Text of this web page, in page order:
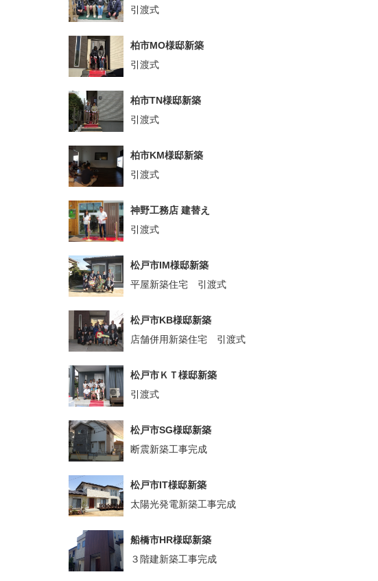
引渡式
柏市MO様邸新築
引渡式
柏市TN様邸新築
引渡式
柏市KM様邸新築
引渡式
神野工務店 建替え
引渡式
松戸市IM様邸新築
平屋新築住宅 引渡式
松戸市KB様邸新築
店舗併用新築住宅 引渡式
松戸市ＫＴ様邸新築
引渡式
松戸市SG様邸新築
断震新築工事完成
松戸市IT様邸新築
太陽光発電新築工事完成
船橋市HR様邸新築
３階建新築工事完成